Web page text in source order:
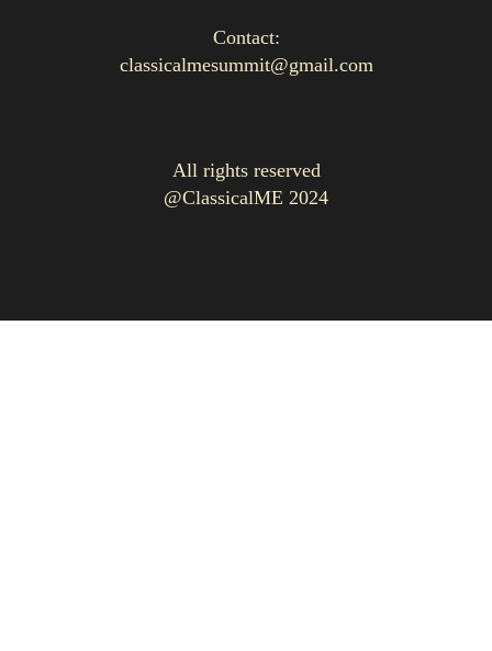
Contact:
classicalmesummit@gmail.com
All rights reserved
@ClassicalME 2024